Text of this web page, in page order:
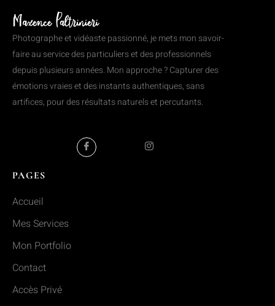
Photographe et vidéaste passionné, je mets mon savoir-
faire au service des particuliers et des professionnels
depuis plusieurs années. Mon approche ? Capturer des
émotions vraies et des instants authentiques, sans
artifices, pour des résultats naturels et percutants.
PAGES
Accueil
Mes Services
Mon Portfolio
Contact
Accès Privé